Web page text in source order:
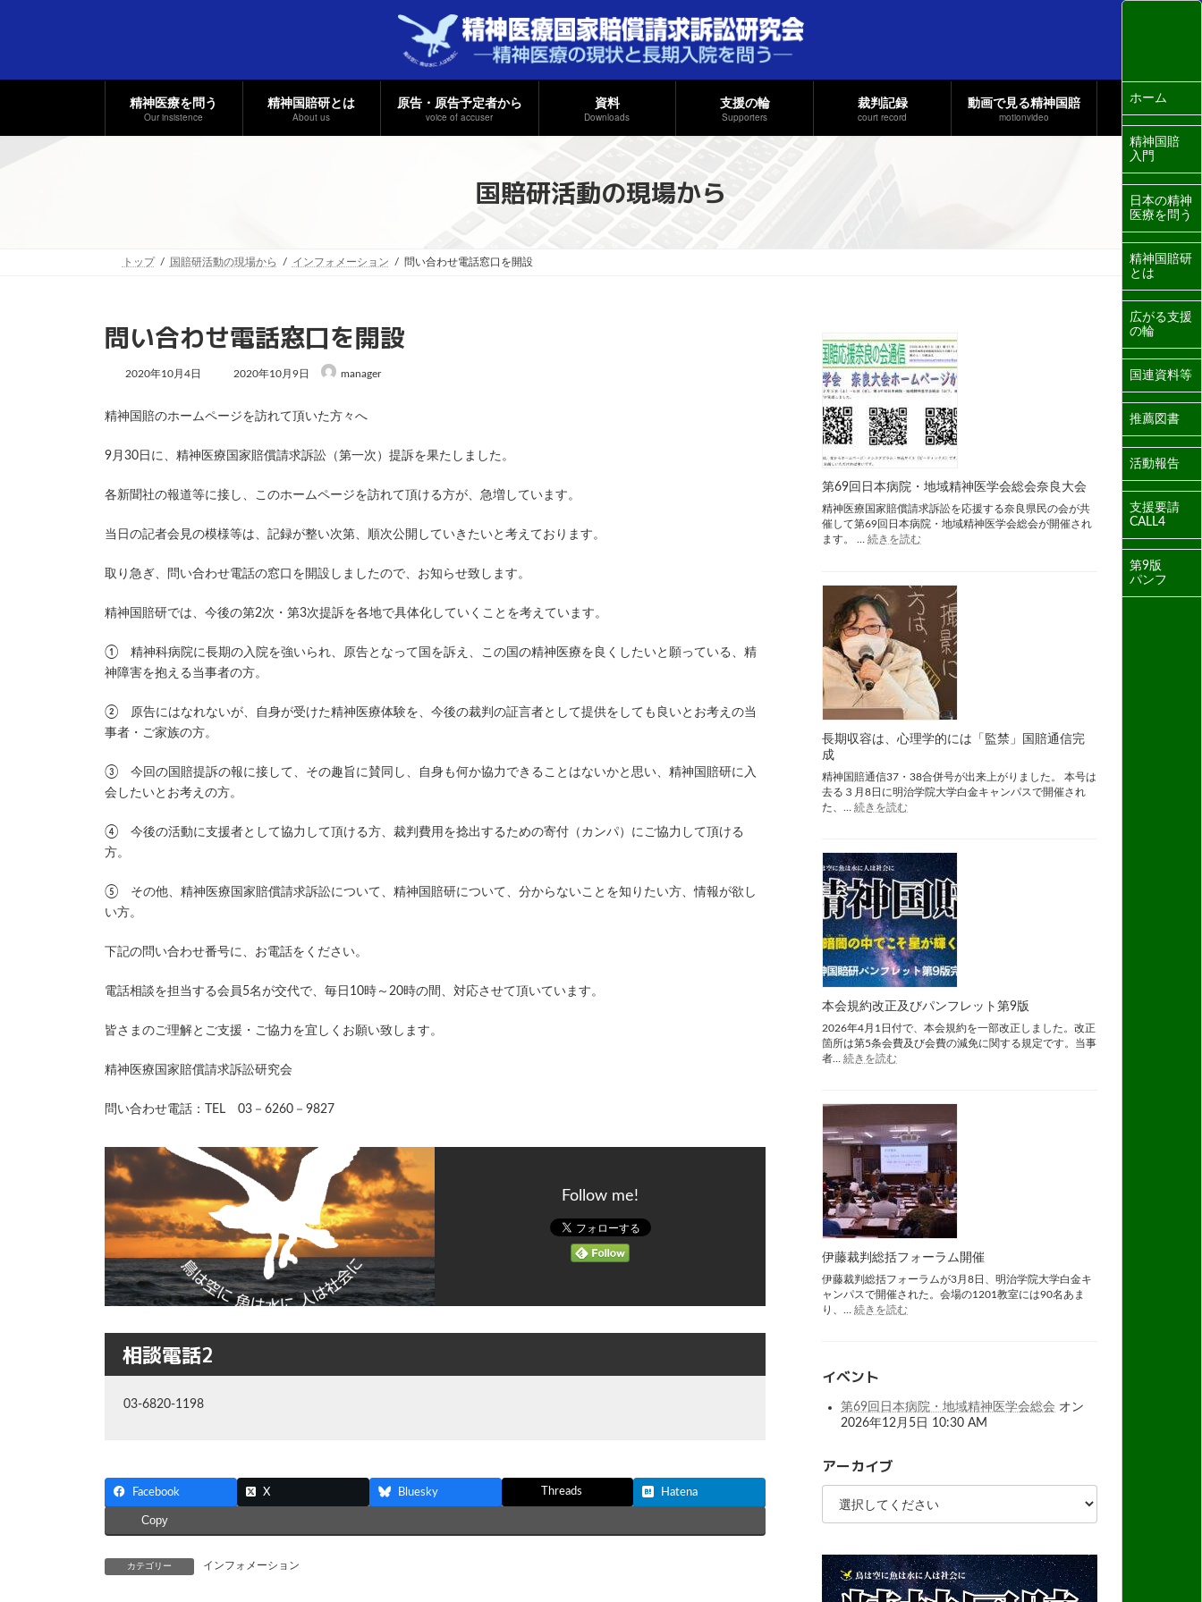
ッ
移
精神医療を問う
Our insistence
精神国賠研とは
About us
原告・原告予定者から
voice of accuser
資料
Downloads
支援の輪
Supporters
裁判記録
court record
動画で見る精神国賠
motionvideo
国賠研活動の現場から
トップ 国賠研活動の現場から インフォメーション 問い合わせ電話窓口を開設
問い合わせ電話窓口を開設
2020年10月4日
新
:
2020年10月9日 manager
精神国賠のホームページを訪れて頂いた方々へ
9月30日に、精神医療国家賠償請求訴訟（第一次）提訴を果たしました。
各新聞社の報道等に接し、このホームページを訪れて頂ける方が、急増しています。
当日の記者会見の模様等は、記録が整い次第、順次公開していきたいと考えております。
取り急ぎ、問い合わせ電話の窓口を開設しましたので、お知らせ致します。
精神国賠研では、今後の第2次・第3次提訴を各地で具体化していくことを考えています。
① 精神科病院に長期の入院を強いられ、原告となって国を訴え、この国の精神医療を良くしたいと願っている、精
神障害を抱える当事者の方。
② 原告にはなれないが、自身が受けた精神医療体験を、今後の裁判の証言者として提供をしても良いとお考えの当
事者・ご家族の方。
③ 今回の国賠提訴の報に接して、その趣旨に賛同し、自身も何か協力できることはないかと思い、精神国賠研に入
会したいとお考えの方。
④ 今後の活動に支援者として協力して頂ける方、裁判費用を捻出するための寄付（カンパ）にご協力して頂ける
方。
⑤ その他、精神医療国家賠償請求訴訟について、精神国賠研について、分からないことを知りたい方、情報が欲し
い方。
下記の問い合わせ番号に、お電話をください。
電話相談を担当する会員5名が交代で、毎日10時～20時の間、対応させて頂いています。
皆さまのご理解とご支援・ご協力を宜しくお願い致します。
精神医療国家賠償請求訴訟研究会
問い合わせ電話：TEL 03－6260－9827
Follow me!
相談電話2
03-6820-1198
Facebook X Bluesky Threads Hatena
Copy
カテゴリー インフォメーション
第69回日本病院・地域精神医学会総会奈良大会
精神医療国家賠償請求訴訟を応援する奈良県民の会が共
催して第69回日本病院・地域精神医学会総会が開催され
ます。 …続きを読む:
日
本
病
院・
地
域
精
神
学
会
会
奈
長期収容は、心理学的には「監禁」国賠通信完
成
精神国賠通信37・38合併号が出来上がりました。 本号は
去る３月8日に明治学院大学白金キャンパスで開催され
た、…続きを読む:
容
は、
心
理
学
的
に
は
「監
禁」
賠
通
本会規約改正及びパンフレット第9版
2026年4月1日付で、本会規約を一部改正しました。改正
箇所は第5条会費及び会費の減免に関する規定です。当事
者…続きを読む:
改
正
及
び
パ
ン
フ
レ
ッ
第
9
版
伊藤裁判総括フォーラム開催
伊藤裁判総括フォーラムが3月8日、明治学院大学白金キ
ャンパスで開催された。会場の1201教室には90名あま
り、…続きを読む:
フ
ォ
開
催
イベント
第69回日本病院・地域精神医学会総会 オン
2026年12月5日 10:30 AM
アーカイブ
ホーム
精神国賠
入門
日本の精神
医療を問う
精神国賠研
とは
広がる支援
の輪
国連資料等
推薦図書
活動報告
支援要請
CALL4
第9版
パンフ